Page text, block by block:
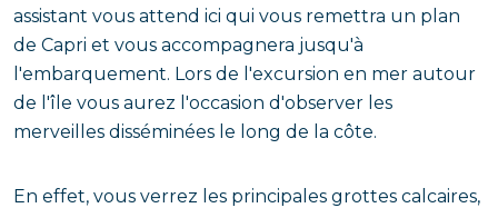
assistant vous attend ici qui vous remettra un plan
de Capri et vous accompagnera jusqu'à
l'embarquement. Lors de l'excursion en mer autour
de l'île vous aurez l'occasion d'observer les
merveilles disséminées le long de la côte.
En effet, vous verrez les principales grottes calcaires,